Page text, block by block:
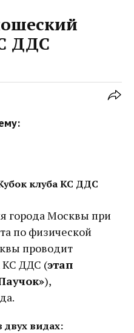
ДДС
клуба КС ДДС
города Москвы при
по физической
проводит
КС ДДС (этап
),
видах: